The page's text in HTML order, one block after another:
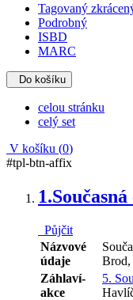
Tagovaný
Podrobný
ISBD
MARC
Do košíku
celou stránku
celý set
V košíku (0)
#tpl-btn-affix
1.
Půjčit
Názvové
údaje
Brod,
Záhlaví-
akce
5.